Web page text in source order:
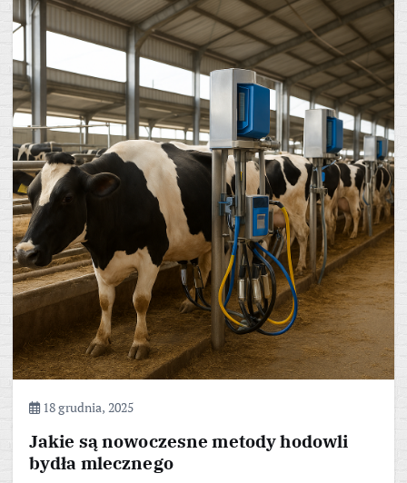
18 grudnia, 2025
Jakie są nowoczesne metody hodowli
bydła mlecznego